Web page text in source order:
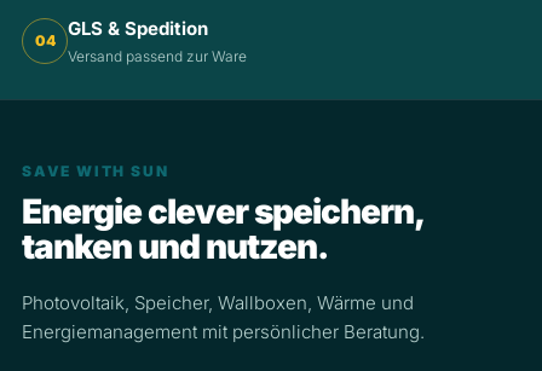
04
GLS & Spedition
Versand passend zur Ware
SAVE WITH SUN
Energie clever speichern,
tanken und nutzen.
Photovoltaik, Speicher, Wallboxen, Wärme und
Energiemanagement mit persönlicher Beratung.